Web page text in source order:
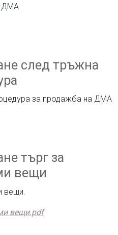
ДМА
след тръжна
за продажба на ДМА
търг за
вещи
вещи.
вещи.pdf